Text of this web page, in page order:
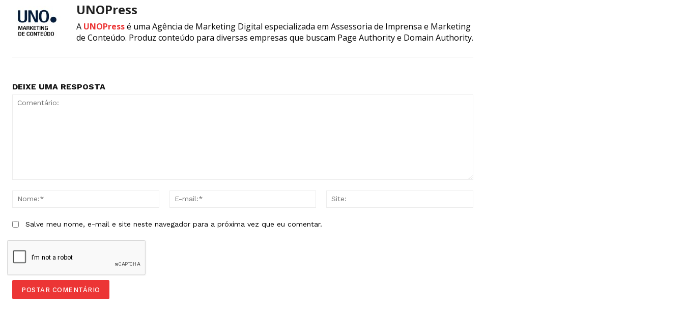
UNOPress
A UNOPressé uma Agência de Marketing Digital especializada em Assessoria de Imprensa e Marketing
de Conteúdo. Produz conteúdo para diversas empresas que buscam Page Authority e Domain Authority.
DEIXE UMA RESPOSTA
Nome:*
Salve meu nome, e-mail e site neste navegador para a próxima vez que eu comentar.